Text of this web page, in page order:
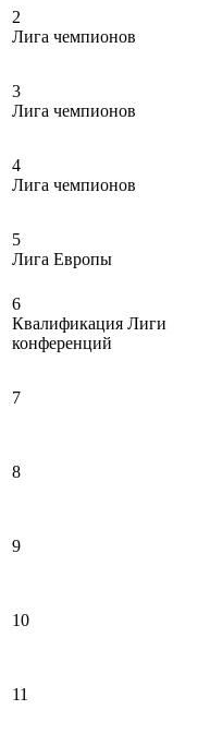
2
Лига чемпионов
3
Лига чемпионов
4
Лига чемпионов
5
Лига Европы
6
Квалификация Лиги
конференций
7
8
9
10
11